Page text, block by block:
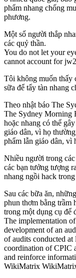
phẩm nhang chống
phương.
Một số người thắp
các quỷ thần.
You do not let your
cannot account for
Tôi không muốn thấy
sữa để tẩy tàn nhang
Theo nhật báo The
The Sydney Morning
hoặc nhang có thể
giáo dân, vì họ
phẩm lẫn giáo dân, vì
Nhiều người trong
các bạn tưởng tượng
nhang ngồi hack
Sau các bữa ăn,
phun thơm bằng trầm
trong một dụng cụ để
The implementation
development of an
of audits conducted
coordination of CPIC
and reinforce
WikiMatrix